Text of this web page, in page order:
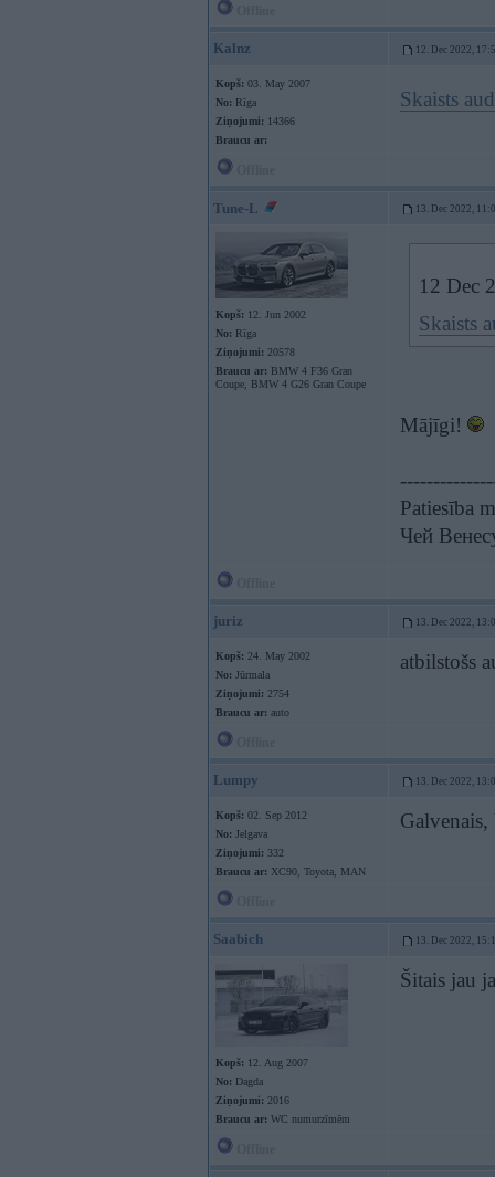
Kalnz 12. Dec 2022,
Kopš: 03. May 2007
No: Rīga
Ziņojumi: 14366
Braucu ar:
Skaists
Tune-L 13. Dec 2022,
Kopš: 12. Jun 2002
No: Rīga
Ziņojumi: 20578
Braucu ar: BMW 4 F36 Gran
Coupe, BMW 4 G26 Gran Coupe
12 Dec
Skaists
Mājīgi!
Patiesība
Чей
juriz 13. Dec 2022,
Kopš: 24. May 2002
No: Jūrmala
Ziņojumi: 2754
Braucu ar: auto
atbilstošs
Lumpy 13. Dec 2022,
Kopš: 02. Sep 2012
No: Jelgava
Ziņojumi: 332
Braucu ar: XC90, Toyota, MAN
Saabich 13. Dec 2022,
Kopš: 12. Aug 2007
No: Dagda
Ziņojumi: 2016
Braucu ar: WC numurzīmēm
Šitais jau